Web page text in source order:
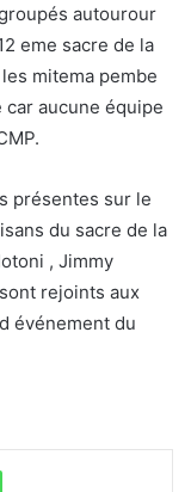
autourour
eme sacre de la
mitema pembe
aucune équipe
présentes sur le
du sacre de la
, Jimmy
rejoints aux
événement du